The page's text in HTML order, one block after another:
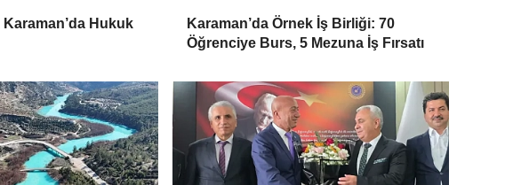
Hukuk
Karaman’da Örnek İş Birliği: 70
Öğrenciye Burs, 5 Mezuna İş Fırsatı